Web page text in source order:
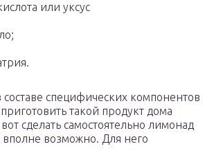
или уксус
составе специфических компонентов
такой продукт дома
сделать самостоятельно лимонад
вполне возможно. Для него